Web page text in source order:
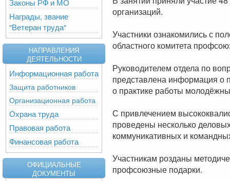
Законы РФ и МО
Награды, звание
"Ветеран труда"
НАПРАВЛЕНИЯ
ДЕЯТЕЛЬНОСТИ
Информационная работа
Защита работников
Организационная работа
Охрана труда
Правовая работа
Финансовая работа
ОФИЦИАЛЬНЫЕ
ДОКУМЕНТЫ
организаций.
Участники ознакомились с
областного комитета
Руководителем отдела по
представлена информация о
о практике работы
С привлечением
проведены несколько
коммуникативных и
Участникам розданы
профсоюзные подарки.